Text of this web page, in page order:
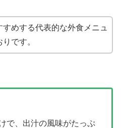
めする代表的な外食メニュ
です。
で、出汁の風味がたっぷ